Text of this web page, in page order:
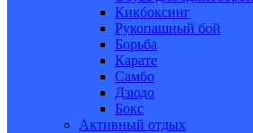
Кикбоксинг
Рукопашный бой
Борьба
Карате
Самбо
Дзюдо
Бокс
Активный отдых